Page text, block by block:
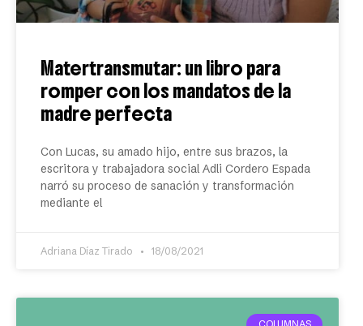
Matertransmutar: un libro para
romper con los mandatos de la
madre perfecta
Con Lucas, su amado hijo, entre sus brazos, la
escritora y trabajadora social Adli Cordero Espada
narró su proceso de sanación y transformación
mediante el
Adriana Díaz Tirado 18/08/2021